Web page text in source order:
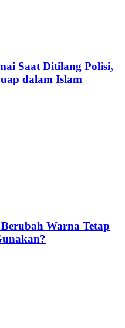
Saat Ditilang Polisi,
dalam Islam
Warna Tetap